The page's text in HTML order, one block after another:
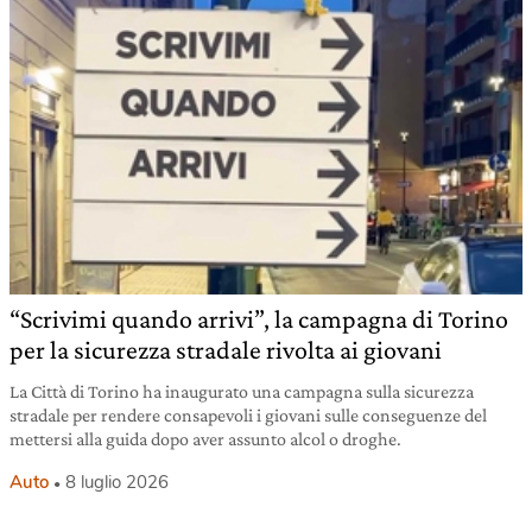
“Scrivimi quando arrivi”, la campagna di Torino
per la sicurezza stradale rivolta ai giovani
La Città di Torino ha inaugurato una campagna sulla sicurezza
stradale per rendere consapevoli i giovani sulle conseguenze del
mettersi alla guida dopo aver assunto alcol o droghe.
Auto 8 luglio 2026